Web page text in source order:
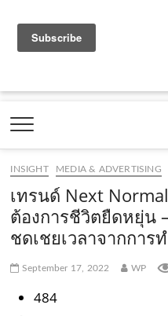
a
e
b
o
o
k
.
c
o
o
t
b
e
.
c
o
m
.
o
e
m
e
t
g
r
a
m
.
t
k
.
c
o
m
DIGITAL |
INSIGHT MEDIA & ADVERTISING
เทรนด์ Next
ต้องการชีวิตยืดหยุ่น
ชดเชยเวลาจากการ
September 17, 2022 WP
484